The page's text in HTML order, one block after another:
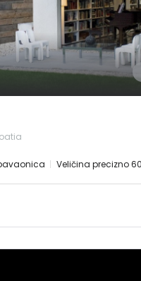
Veličina precizno
login details for Admin:
login details for User:
Lozinka: user